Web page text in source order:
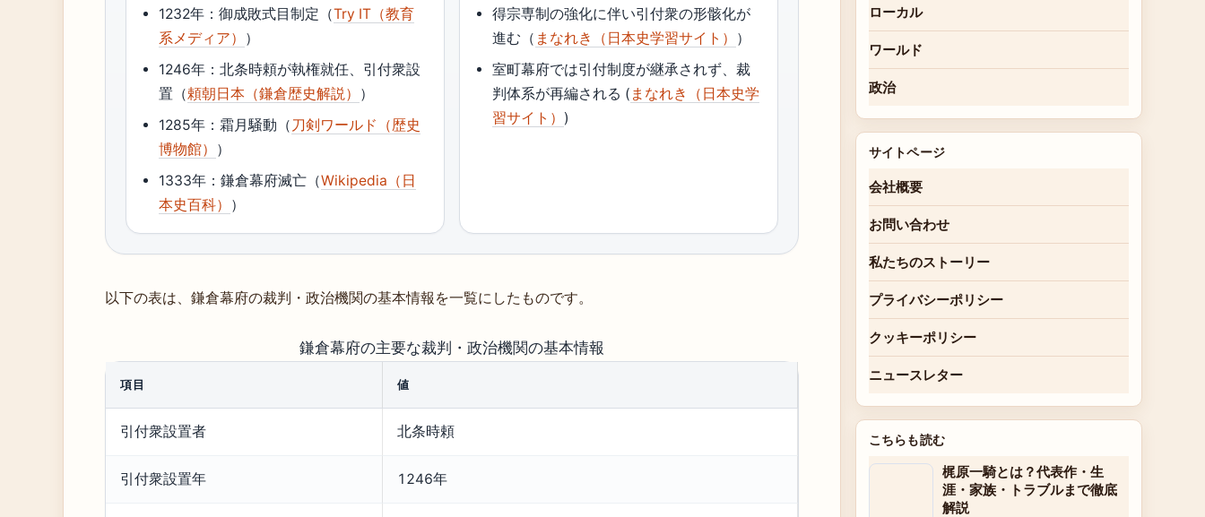
1232年：御成敗式目制定（Try IT（教育
系メディア） ）
1246年：北条時頼が執権就任、引付衆設
置（頼朝日本（鎌倉歴史解説） ）
1285年：霜月騒動（ 刀剣ワールド（歴史
博物館） ）
1333年：鎌倉幕府滅亡（Wikipedia（日
本史百科） ）
得宗専制の強化に伴い引付衆の形骸化が
進む（ まなれき（日本史学習サイト） ）
室町幕府では引付制度が継承されず、裁
判体系が再編される ( まなれき（日本史学
習サイト） )
以下の表は、鎌倉幕府の裁判・政治機関の基本情報を一覧にしたものです。
鎌倉幕府の主要な裁判・政治機関の基本情報
項目 値
引付衆設置者 北条時頼
引付衆設置年 1246年
ローカル
ワールド
政治
サイトページ
会社概要
お問い合わせ
私たちのストーリー
プライバシーポリシー
クッキーポリシー
ニュースレター
こちらも読む
梶原一騎とは？代表作・生
涯・家族・トラブルまで徹底
解説